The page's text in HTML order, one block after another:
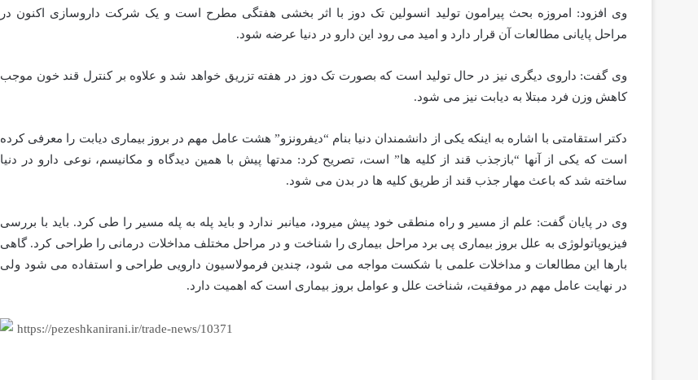
وی افزود: امروزه بحث پیرامون تولید انسولین تک دوز با اثر بخشی هفتگی مطرح است و یک شرکت داروسازی اکنون در
مراحل پایانی مطالعات آن قرار دارد و امید می رود این دارو در دنیا عرضه شود.
وی گفت: داروی دیگری نیز در حال تولید است که بصورت تک دوز در هفته تزریق خواهد شد و علاوه بر کنترل قند خون موجب
کاهش وزن فرد مبتلا به دیابت نیز می شود.
دکتر استقامتی با اشاره به اینکه یکی از دانشمندان دنیا بنام “دیفرونزو” هشت عامل مهم در بروز بیماری دیابت را معرفی کرده
است که یکی از آنها “بازجذب قند از کلیه ها” است، تصریح کرد: مدتها پیش با همین دیدگاه و مکانیسم، نوعی دارو در دنیا
ساخته شد که باعث مهار جذب قند از طریق کلیه ها در بدن می شود.
وی در پایان گفت: علم از مسیر و راه منطقی خود پیش میرود، میانبر ندارد و باید پله به پله مسیر را طی کرد. باید با بررسی
فیزیوپاتولوژی به علل بروز بیماری پی برد مراحل بیماری را شناخت و در مراحل مختلف مداخلات درمانی را طراحی کرد. گاهی
بارها این مطالعات و مداخلات علمی با شکست مواجه می شود، چندین فرمولاسیون دارویی طراحی و استفاده می شود ولی
در نهایت عامل مهم در موفقیت، شناخت علل و عوامل بروز بیماری است که اهمیت دارد.
https://pezeshkanirani.ir/trade-news/10371